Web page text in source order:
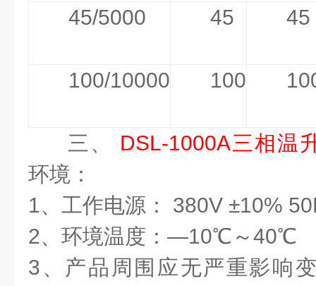
45/5000 45 45
100/10000 100
三、 DSL-1000A三相温
环境：
1、工作电源： 380V ±10%
2、环境温度：—10℃～40℃
3、产品周围应无严重影响